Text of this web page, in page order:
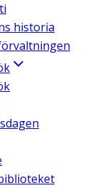
historia